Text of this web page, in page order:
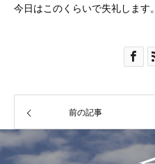
今日はこのくらいで失礼します。
前の記事